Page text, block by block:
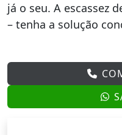
já o seu. A escassez
– tenha a solução